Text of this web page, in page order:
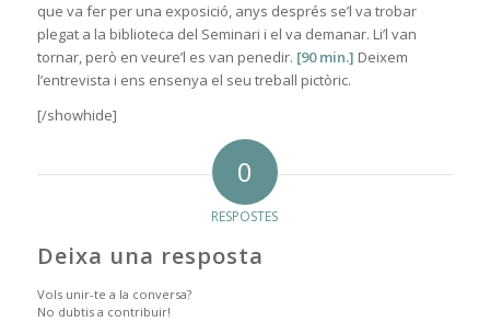
que va fer per una exposició, anys després se’l va trobar
plegat a la biblioteca del Seminari i el va demanar. Li’l van
tornar, però en veure’l es van penedir. [90 min.] Deixem
l’entrevista i ens ensenya el seu treball pictòric.
[/showhide]
0
RESPOSTES
Deixa una resposta
Vols unir-te a la conversa?
No dubtis a contribuir!